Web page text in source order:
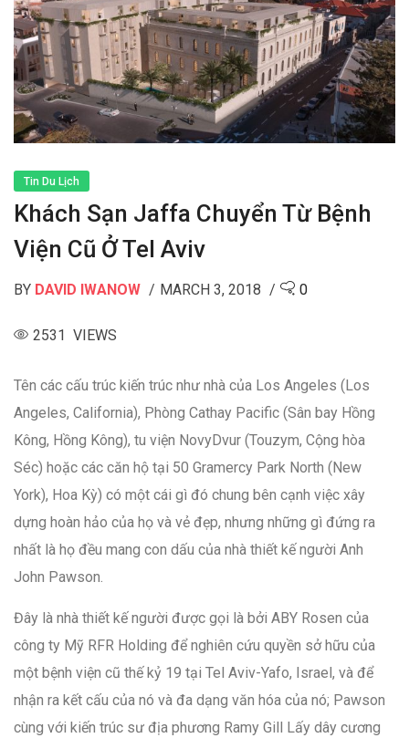
Tin Du Lịch
Khách Sạn Jaffa Chuyển Từ Bệnh
Viện Cũ Ở Tel Aviv
BY DAVID IWANOW MARCH 3, 2018 0
2531 VIEWS
Tên các cấu trúc kiến trúc như nhà của Los Angeles (Los
Angeles, California), Phòng Cathay Pacific (Sân bay Hồng
Kông, Hồng Kông), tu viện NovyDvur (Touzym, Cộng hòa
Séc) hoặc các căn hộ tại 50 Gramercy Park North (New
York), Hoa Kỳ) có một cái gì đó chung bên cạnh việc xây
dựng hoàn hảo của họ và vẻ đẹp, nhưng những gì đứng ra
nhất là họ đều mang con dấu của nhà thiết kế người Anh
John Pawson.
Đây là nhà thiết kế người được gọi là bởi ABY Rosen của
công ty Mỹ RFR Holding để nghiên cứu quyền sở hữu của
một bệnh viện cũ thế kỷ 19 tại Tel Aviv-Yafo, Israel, và để
nhận ra kết cấu của nó và đa dạng văn hóa của nó; Pawson
cùng với kiến trúc sư địa phương Ramy Gill Lấy dây cương